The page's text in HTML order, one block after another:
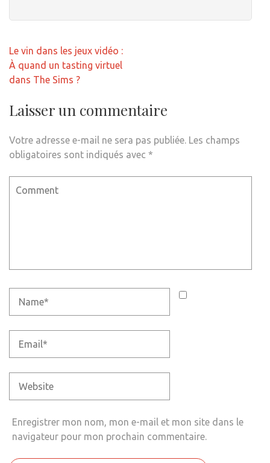
Navigation
de
l’article
Le vin dans les jeux vidéo :
À quand un tasting virtuel
dans The Sims ?
Laisser un commentaire
Votre adresse e-mail ne sera pas publiée. Les champs
obligatoires sont indiqués avec *
Enregistrer mon nom, mon e-mail et mon site dans le
navigateur pour mon prochain commentaire.